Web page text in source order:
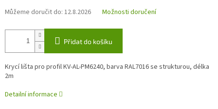
Můžeme doručit do: 12.8.2026 Možnosti doručení
Přidat do košíku
Krycí lišta pro profil KV-AL-PM6240, barva RAL7016 se strukturou, délka
2m
Detailní informace